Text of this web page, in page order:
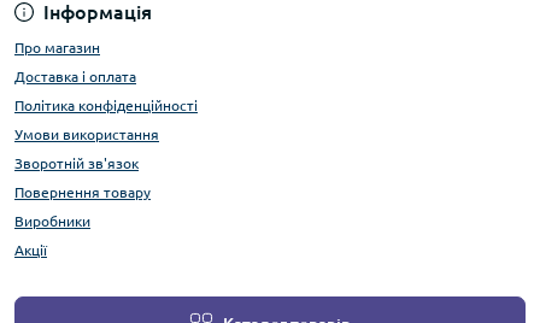
Інформація
Про магазин
Доставка і оплата
Політика конфіденційності
Умови використання
Зворотній зв'язок
Повернення товару
Виробники
Акції